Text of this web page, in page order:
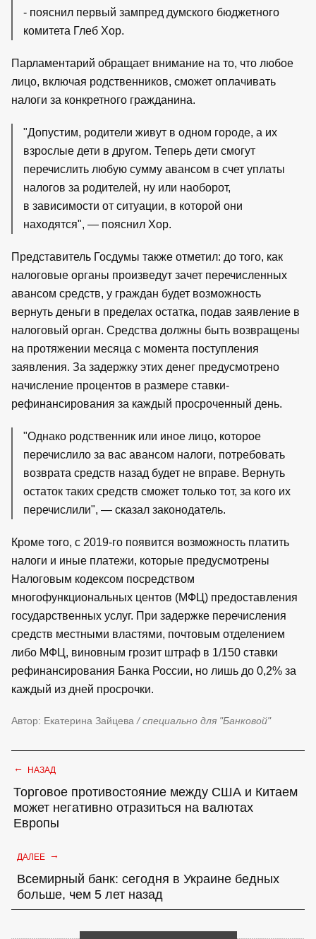
- пояснил первый зампред думского бюджетного
комитета Глеб Хор.
Парламентарий обращает внимание на то, что любое
лицо, включая родственников, сможет оплачивать
налоги за конкретного гражданина.
"Допустим, родители живут в одном городе, а их
взрослые дети в другом. Теперь дети смогут
перечислить любую сумму авансом в счет уплаты
налогов за родителей, ну или наоборот,
в зависимости от ситуации, в которой они
находятся", — пояснил Хор.
Представитель Госдумы также отметил: до того, как
налоговые органы произведут зачет перечисленных
авансом средств, у граждан будет возможность
вернуть деньги в пределах остатка, подав заявление в
налоговый орган. Средства должны быть возвращены
на протяжении месяца с момента поступления
заявления. За задержку этих денег предусмотрено
начисление процентов в размере ставки-
рефинансирования за каждый просроченный день.
"Однако родственник или иное лицо, которое
перечислило за вас авансом налоги, потребовать
возврата средств назад будет не вправе. Вернуть
остаток таких средств сможет только тот, за кого их
перечислили", — сказал законодатель.
Кроме того, с 2019-го появится возможность платить
налоги и иные платежи, которые предусмотрены
Налоговым кодексом посредством
многофункциональных центов (МФЦ) предоставления
государственных услуг. При задержке перечисления
средств местными властями, почтовым отделением
либо МФЦ, виновным грозит штраф в 1/150 ставки
рефинансирования Банка России, но лишь до 0,2% за
каждый из дней просрочки.
Автор: Екатерина Зайцева / специально для "Банковой"
← НАЗАД
Торговое противостояние между США и Китаем
может негативно отразиться на валютах
Европы
ДАЛЕЕ →
Всемирный банк: сегодня в Украине бедных
больше, чем 5 лет назад